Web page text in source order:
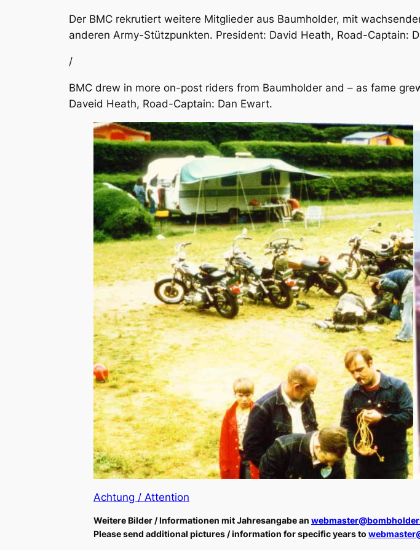
Der BMC rekrutiert weitere Mitglieder aus Baumholder, mit
anderen Army-Stützpunkten. President: David Heath, Road-Captain:
/
BMC drew in more on-post riders from Baumholder and – as fame
Daveid Heath, Road-Captain: Dan Ewart.
Achtung / Attention
Weitere Bilder / Informationen mit Jahresangabe an
Please send additional pictures / information for specific years to